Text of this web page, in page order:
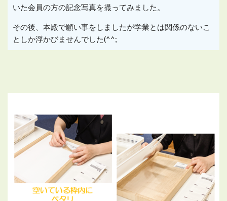
いた会員の方の記念写真を撮ってみました。
その後、本殿で願い事をしましたが学業とは関係のないこ
としか浮かびませんでした(^^;